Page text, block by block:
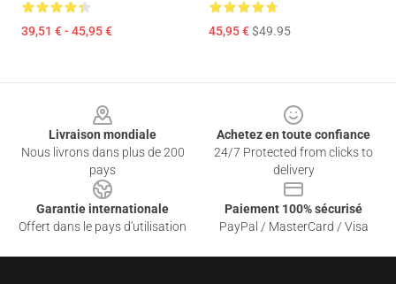
39,51 € - 45,95 € 45,95 €$49.95
Livraison mondiale
Nous livrons dans plus de 200
pays
Achetez en toute confiance
24/7 Protected from clicks to
delivery
Garantie internationale
Offert dans le pays d'utilisation
Paiement 100% sécurisé
PayPal / MasterCard / Visa